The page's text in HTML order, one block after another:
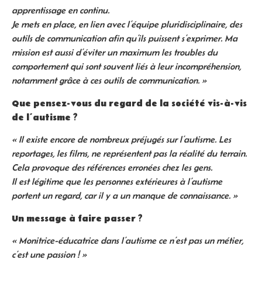
apprentissage en continu.
Je mets en place, en lien avec l’équipe pluridisciplinaire, des
outils de communication afin qu’ils puissent s’exprimer. Ma
mission est aussi d’éviter un maximum les troubles du
comportement qui sont souvent liés à leur incompréhension,
notamment grâce à ces outils de communication. »
Que pensez-vous du regard de la société vis-à-vis
de l’autisme ?
« Il existe encore de nombreux préjugés sur l’autisme. Les
reportages, les films, ne représentent pas la réalité du terrain.
Cela provoque des références erronées chez les gens.
Il est légitime que les personnes extérieures à l’autisme
portent un regard, car il y a un manque de connaissance. »
Un message à faire passer ?
« Monitrice-éducatrice dans l’autisme ce n’est pas un métier,
c’est une passion ! »